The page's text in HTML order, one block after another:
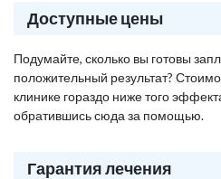
Доступные цены
Подумайте, сколько вы готовы
положительный результат?
клинике гораздо ниже того
обратившись сюда за помощью.
Гарантия лечения